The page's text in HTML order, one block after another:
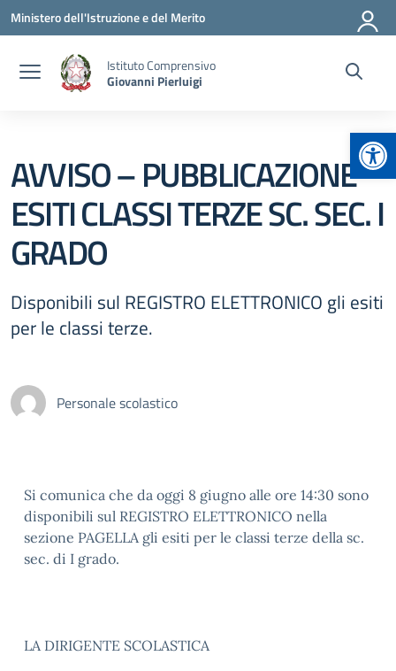
Vai ai contenuti
Vai al menu di navigazione
Vai al footer
Ministero dell'Istruzione e del Merito
Istituto Comprensivo
Giovanni Pierluigi
AVVISO – PUBBLICAZIONE
ESITI CLASSI TERZE SC. SEC. I
GRADO
Disponibili sul REGISTRO ELETTRONICO gli esiti
per le classi terze.
Personale scolastico
Si comunica che da oggi 8 giugno alle ore 14:30 sono
disponibili sul REGISTRO ELETTRONICO nella
sezione PAGELLA gli esiti per le classi terze della sc.
sec. di I grado.
LA DIRIGENTE SCOLASTICA